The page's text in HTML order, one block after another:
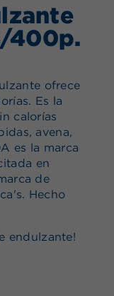
400p.
ofrece
Es la
calorías
avena,
es la marca
en
de
Hecho
endulzante!